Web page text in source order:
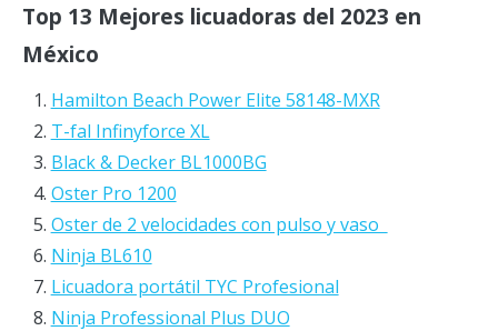
Top 13 Mejores licuadoras del 2023 en
México
Hamilton Beach Power Elite 58148-MXR
T-fal Infinyforce XL
Black & Decker BL1000BG
Oster Pro 1200
Oster de 2 velocidades con pulso y vaso
Ninja BL610
Licuadora portátil TYC Profesional
Ninja Professional Plus DUO